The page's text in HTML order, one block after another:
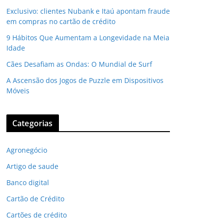
Exclusivo: clientes Nubank e Itaú apontam fraude
em compras no cartão de crédito
9 Hábitos Que Aumentam a Longevidade na Meia
Idade
Cães Desafiam as Ondas: O Mundial de Surf
A Ascensão dos Jogos de Puzzle em Dispositivos
Móveis
Categorias
Agronegócio
Artigo de saude
Banco digital
Cartão de Crédito
Cartões de crédito